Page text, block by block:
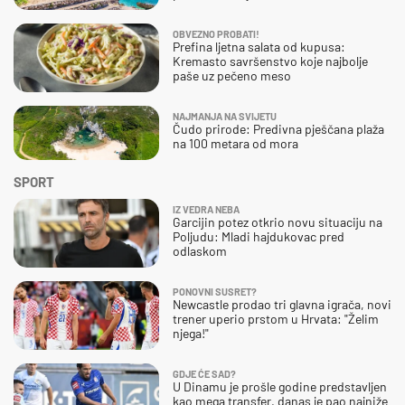
SPORT
IZ VEDRA NEBA
Garcijin potez otkrio novu situaciju na
Poljudu: Mladi hajdukovac pred
odlaskom
PONOVNI SUSRET?
Newcastle prodao tri glavna igrača, novi
trener uperio prstom u Hrvata: "Želim
njega!"
GDJE ĆE SAD?
U Dinamu je prošle godine predstavljen
kao mega transfer, danas je pao najniže
OBVEZNO PROBATI!
Prefina ljetna salata od kupusa:
Kremasto savršenstvo koje najbolje
paše uz pečeno meso
NAJMANJA NA SVIJETU
Čudo prirode: Predivna pješčana plaža
na 100 metara od mora